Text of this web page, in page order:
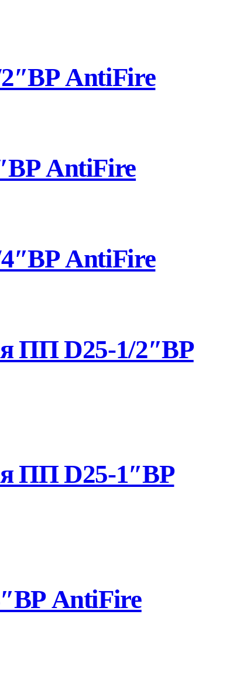
AntiFire
AntiFire
AntiFire
ПП D25-1/2″ВР
ПП D25-1″ВР
AntiFire